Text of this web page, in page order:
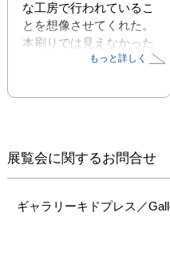
な工房で行われているこ
とを想像させてくれた。
本刷りでは見えなかった
イメージをゴーストは見
ゴーストが与えてくれた
が重なった時、見えてな
かった現象を可視化でき
たような気がした。
もっと詳しく
展覧会に関するお問合せ
ギャラリーキドプレス／